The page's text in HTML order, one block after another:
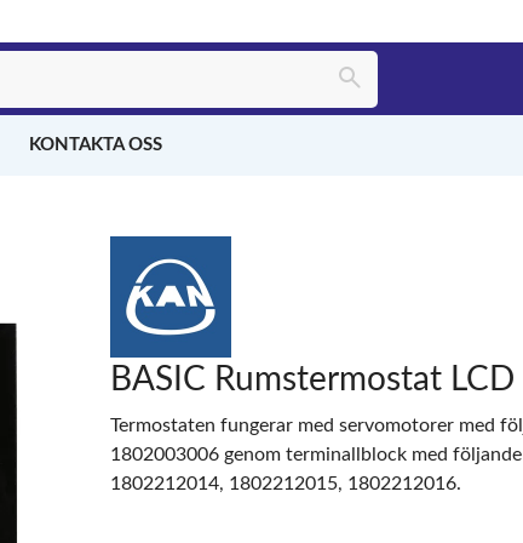
KONTAKTA OSS
BASIC Rumstermostat LCD
Termostaten fungerar med servomotorer med
1802003006 genom terminallblock med
1802212014, 1802212015, 1802212016.